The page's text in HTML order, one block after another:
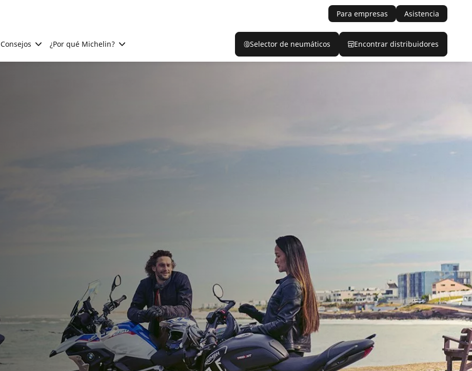
Para empresas Asistencia
Consejos ¿Por qué Michelin? Selector de neumáticos Encontrar distribuidores